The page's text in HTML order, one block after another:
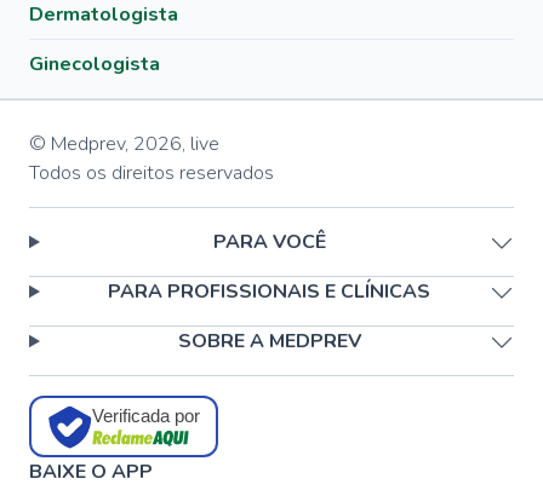
Dermatologista
Ginecologista
© Medprev, 2026, live
Todos os direitos reservados
PARA VOCÊ
PARA PROFISSIONAIS E CLÍNICAS
SOBRE A MEDPREV
Verificada por
BAIXE O APP